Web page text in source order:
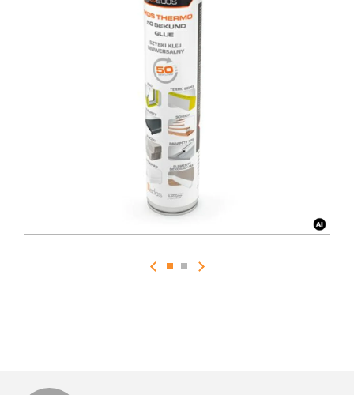
łatwy i wygodny w aplikacji
chwyt początkowy(już po
niski przyrost zapewniający stabilność klejonych
kotwiczenie mechaniczne po 2h
zastosowanie w szerokim zakresie temperatur
doskonała przyczepnośćwiększości materiałów
szerokie spektrum zastosowania
gipsowo-kartonowych, płyt OSB, murowanie ścianek
działowych, obudów z bloczków silikatowych,
gazobetonowych, pustaków ceramicznych, klejenie
płyt styropianowych, XPS, montaż parapetów
i schodów, klejenie elementów
dekoracyjnych, kasetonów, listew podłogowych)
uzupełnianiu szczelin w izolacji termicznej.